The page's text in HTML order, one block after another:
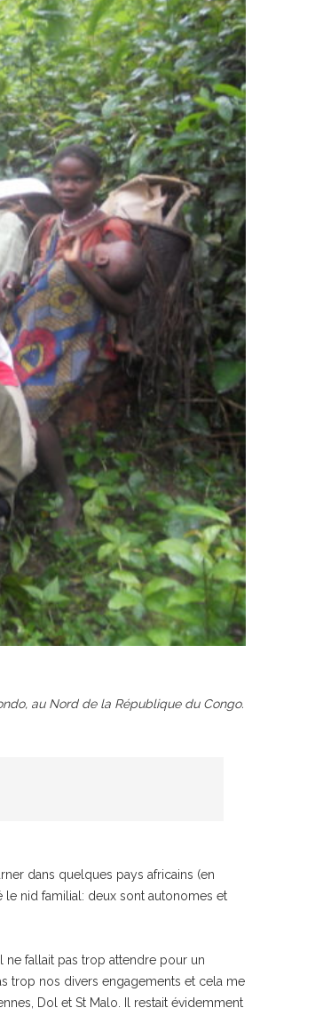
au Nord de la République du Congo.
dans quelques pays africains (en
nid familial: deux sont autonomes et
ne fallait pas trop attendre pour un
trop nos divers engagements et cela me
Dol et St Malo. Il restait évidemment